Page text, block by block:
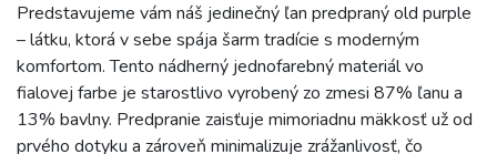
Predstavujeme vám náš jedinečný ľan predpraný old purple
– látku, ktorá v sebe spája šarm tradície s moderným
komfortom. Tento nádherný jednofarebný materiál vo
fialovej farbe je starostlivo vyrobený zo zmesi 87% ľanu a
13% bavlny. Predpranie zaisťuje mimoriadnu mäkkosť už od
prvého dotyku a zároveň minimalizuje zrážanlivosť, čo